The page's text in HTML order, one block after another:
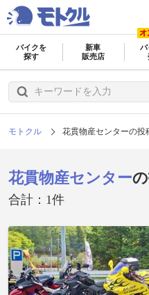
バイクを
探す
新車
販売店
バ
モトクル 花貫物産センターの投
花貫物産センター
合計：1件